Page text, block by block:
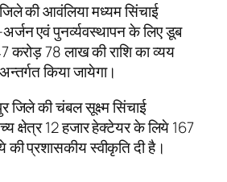
की आवंलिया मध्यम सिंचाई
एवं पुनर्व्यवस्थापन के लिए डूब
करोड़ 78 लाख की राशि का व्यय
किया जायेगा।
जिले की चंबल सूक्ष्म सिंचाई
क्षेत्र 12 हजार हेक्टेयर के लिये 167
प्रशासकीय स्वीकृति दी है।